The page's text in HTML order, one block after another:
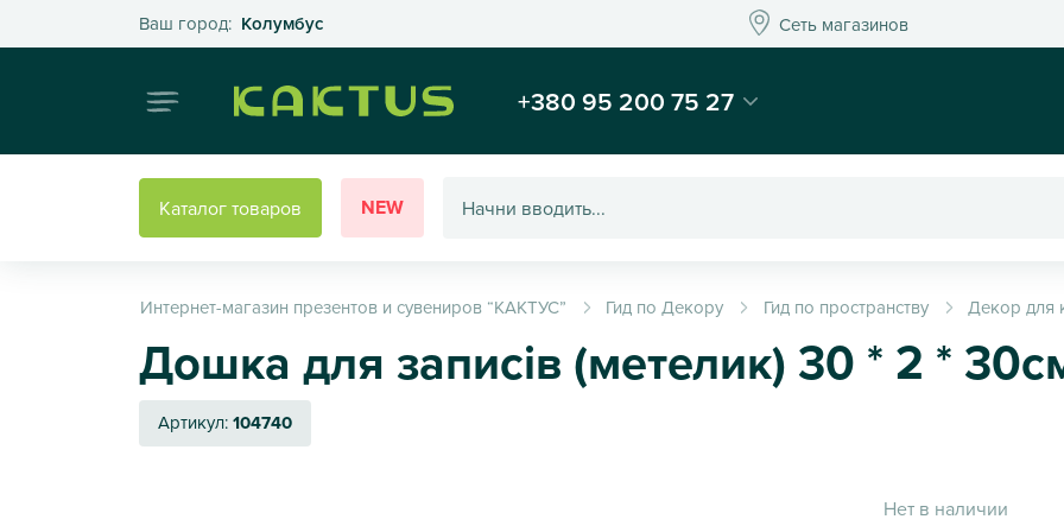
Ваш город: КолумбусВыберите свой город Сеть магазиновСеть магазинов
Интернет-магазин подарков и декора - Kaktus
+380 95 200 75 27
Каталог товаров NEW
Интернет-магазин презентов и сувениров “КАКТУС” Гид по Декору Гид по пространству Декор для
Дошка для записів (метелик) 30 * 2 *
Артикул:104740
Нет в наличии